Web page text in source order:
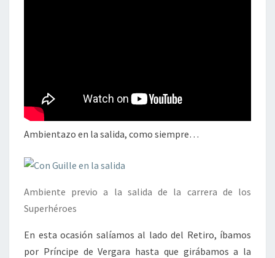
Ambientazo en la salida, como siempre…
Ambiente previo a la salida de la carrera de los
Superhéroes
En esta ocasión salíamos al lado del Retiro, íbamos
por Príncipe de Vergara hasta que girábamos a la